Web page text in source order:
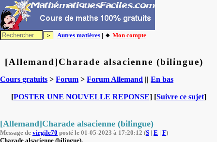
Autres matières | 🔸 Mon compte
[Allemand]Charade alsacienne (bilingue)
Cours gratuits > Forum > Forum Allemand || En bas
[POSTER UNE NOUVELLE REPONSE] [Suivre ce sujet]
[Allemand]Charade alsacienne (bilingue)
Message de virgile70 posté le 01-05-2023 à 17:20:12 (S | E | F)
Charade alsacienne (bilingue).